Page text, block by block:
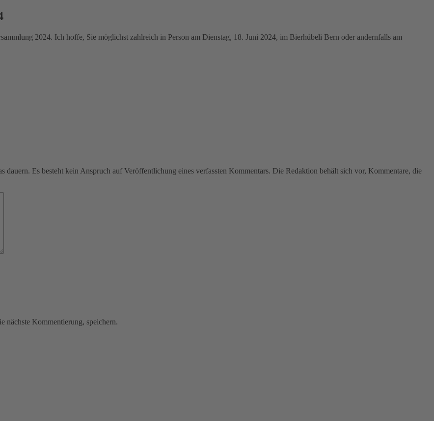
2024. Ich hoffe, Sie möglichst zahlreich in Person am Dienstag, 18. Juni 2024, im Bierhübeli Bern oder andernfalls am
Es besteht kein Anspruch auf Veröffentlichung eines verfassten Kommentars. Die Redaktion behält sich vor, Kommentare, die
nächste Kommentierung, speichern.